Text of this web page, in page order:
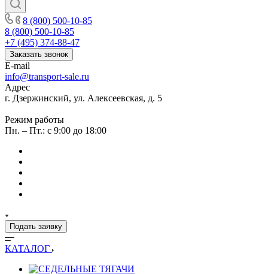
8 (800) 500-10-85
8 (800) 500-10-85
+7 (495) 374-88-47
Заказать звонок
E-mail
info@transport-sale.ru
Адрес
г. Дзержинский, ул. Алексеевская, д. 5
Режим работы
Пн. – Пт.: с 9:00 до 18:00
Подать заявку
КАТАЛОГ